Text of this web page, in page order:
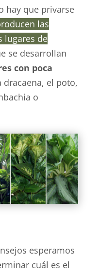
hay que privarse
las
lugares de
se desarrollan
con poca
el poto,
o
esperamos
cuál es el